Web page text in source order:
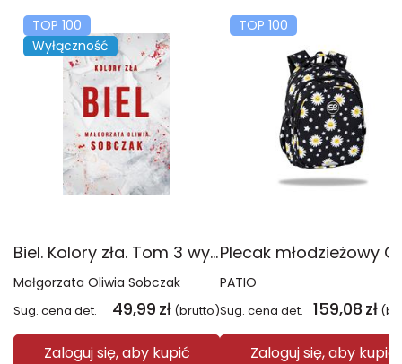
TOP 100
Wyłączność
Biel. Kolory zła. Tom 3 wyd. 2025
Małgorzata Oliwia Sobczak
Sug. cena det. 49,99 zł (brutto)
Zaloguj się, aby kupić
TOP 100
PATIO
Sug. cena det. 159,08 zł
Zaloguj się, aby kupić